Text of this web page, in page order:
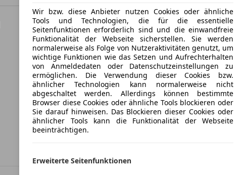
Elektrische
Getönte
Lichtsensor
Ausstattungspakete:
Mittelkonsole Premium:Getränkehalter vorn
Fahrassistenz-System: Spurfolgeassistent
Fahrassistenz-System: Spurhalteassistent
Rücksitzlehne geteilt/klappbar (60:40):
Durchladeeinrichtung (Mittelarmlehne hinten)
Sitz vorn links elektr. verstellbar (12-fach):Sitz
(mit Memory)
KeyFree-System:Power KeyFree-Startfunktion
Außenspiegel mit Totwinkel-Assistent:
Fahrassistenz-System: Stauassistent inkl.
Wir bzw. diese Anbieter nutzen Cookies oder ähnliche
Tools und Technologien, die für die essentielle
Seitenfunktionen erforderlich sind und die einwandfreie
Funktionalität der Webseite sicherstellen. Sie werden
normalerweise als Folge von Nutzeraktivitäten genutzt, um
wichtige Funktionen wie das Setzen und Aufrechterhalten
von Anmeldedaten oder Datenschutzeinstellungen zu
ermöglichen. Die Verwendung dieser Cookies bzw.
ähnlicher Technologien kann normalerweise nicht
abgeschaltet werden. Allerdings können bestimmte
Browser diese Cookies oder ähnliche Tools blockieren oder
Sie darauf hinweisen. Das Blockieren dieser Cookies oder
ähnlicher Tools kann die Funktionalität der Webseite
beeinträchtigen.
Erweiterte Seitenfunktionen